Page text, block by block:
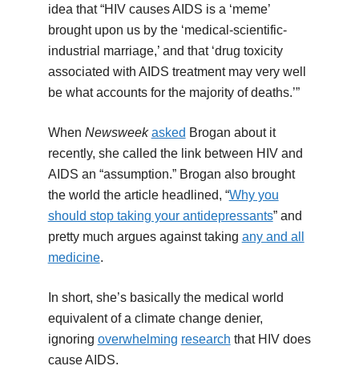
idea that “HIV causes AIDS is a ‘meme’
brought upon us by the ‘medical-scientific-
industrial marriage,’ and that ‘drug toxicity
associated with AIDS treatment may very well
be what accounts for the majority of deaths.’”
When Newsweek asked Brogan about it
recently, she called the link between HIV and
AIDS an “assumption.” Brogan also brought
the world the article headlined, “Why you
should stop taking your antidepressants” and
pretty much argues against taking any and all
medicine.
In short, she’s basically the medical world
equivalent of a climate change denier,
ignoring overwhelming research that HIV does
cause AIDS.